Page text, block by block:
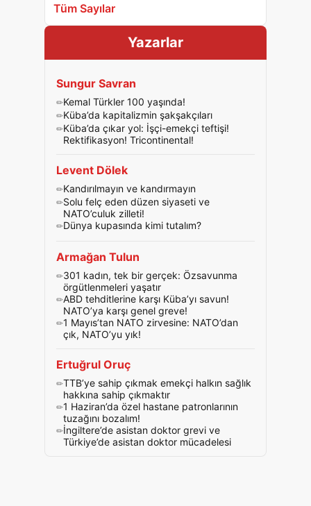
Tüm Sayılar
Yazarlar
Sungur Savran
Kemal Türkler 100 yaşında!
Küba’da kapitalizmin şakşakçıları
Küba’da çıkar yol: İşçi-emekçi teftişi!
Rektifikasyon! Tricontinental!
Levent Dölek
Kandırılmayın ve kandırmayın
Solu felç eden düzen siyaseti ve
NATO’culuk zilleti!
Dünya kupasında kimi tutalım?
Armağan Tulun
301 kadın, tek bir gerçek: Özsavunma
örgütlenmeleri yaşatır
ABD tehditlerine karşı Küba’yı savun!
NATO’ya karşı genel greve!
1 Mayıs’tan NATO zirvesine: NATO’dan
çık, NATO’yu yık!
Ertuğrul Oruç
TTB’ye sahip çıkmak emekçi halkın sağlık
hakkına sahip çıkmaktır
1 Haziran’da özel hastane patronlarının
tuzağını bozalım!
İngiltere’de asistan doktor grevi ve
Türkiye’de asistan doktor mücadelesi